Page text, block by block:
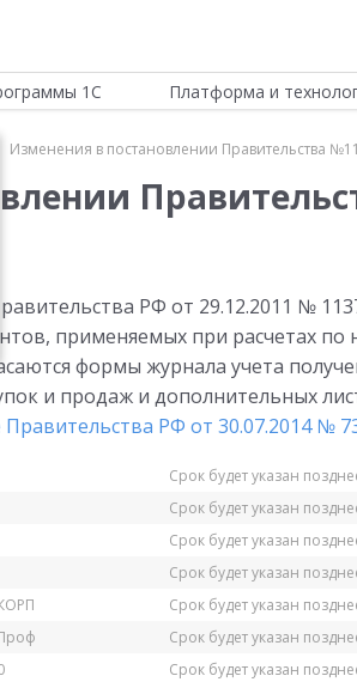
1С Платформа и
Изменения в постановлении Правительства
РФ от 29.12.2011 №
применяемых при расчетах по
формы журнала учета
и продаж и дополнительных
РФ от 30.07.2014 №
Срок будет указан
Срок будет указан
Срок будет указан
Срок будет указан
Срок будет указан
Срок будет указан
Срок будет указан